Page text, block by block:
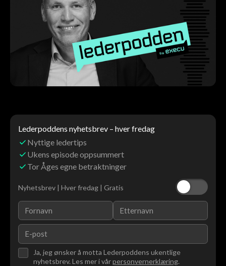
Lederpoddens nyhetsbrev – hver fredag
Nyttige ledertips
Ukens episode oppsummert
Tor Åges egne betraktninger
Nyhetsbrev | Hver fredag | Gratis
Ja, jeg ønsker å motta Lederpoddens ukentlige
nyhetsbrev. Les mer i vårpersonvernerklæring.